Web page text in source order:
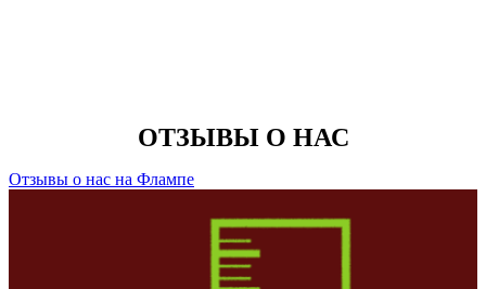
ОТЗЫВЫ О НАС
Отзывы о нас на Флампе